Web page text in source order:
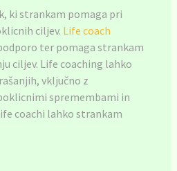
ki strankam pomaga pri
ciljev. Life coach
ter pomaga strankam
ciljev. Life coaching lahko
vključno z
spremembami in
coachi lahko strankam